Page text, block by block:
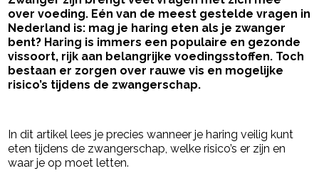
over voeding. Eén van de meest gestelde vragen in
Nederland is: mag je haring eten als je zwanger
bent? Haring is immers een populaire en gezonde
vissoort, rijk aan belangrijke voedingsstoffen. Toch
bestaan er zorgen over rauwe vis en mogelijke
risico’s tijdens de zwangerschap.
In dit artikel lees je precies wanneer je haring veilig kunt
eten tijdens de zwangerschap, welke risico’s er zijn en
waar je op moet letten.